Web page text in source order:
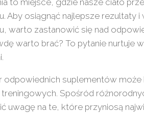
to miejsce, gdzie nasze ciało
Aby osiągnąć najlepsze
warto zastanowić się nad
warto brać? To pytanie nurtuje
odpowiednich suplementów może
Spośród
uwagę na te, które przyniosą